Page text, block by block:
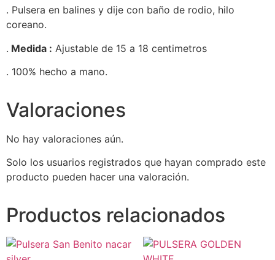
. Pulsera en balines y dije con baño de rodio, hilo
coreano.
. Medida : Ajustable de 15 a 18 centimetros
. 100% hecho a mano.
Valoraciones
No hay valoraciones aún.
Solo los usuarios registrados que hayan comprado este
producto pueden hacer una valoración.
Productos relacionados